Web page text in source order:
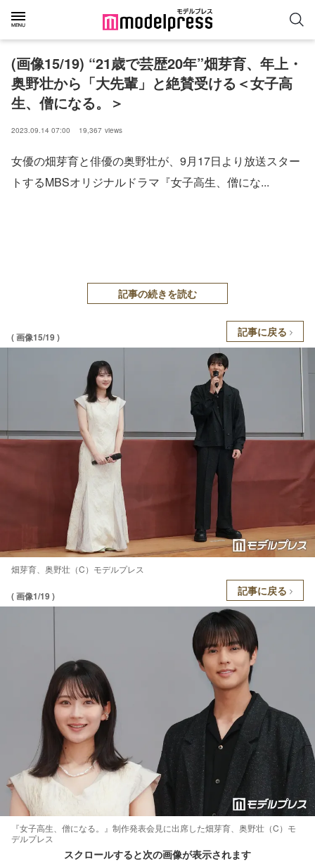
(画像15/19) “21歳で芸歴20年”畑芽育、年上・
奥野壮から「大先輩」と絶賛受ける＜女子高
生、僧になる。＞
2023.09.14 07:00 19,367 views
女優の畑芽育と俳優の奥野壮が、9月17日より放送スター
トするMBSオリジナルドラマ『女子高生、僧にな...
記事の続きを読む
( 画像15/19 ) 記事に戻る
畑芽育、奥野壮（C）モデルプレス
( 画像1/19 ) 記事に戻る
『女子高生、僧になる。』制作発表会見に出席した畑芽育、奥野壮（C）モ
デルプレス
スクロールすると次の画像が表示されます